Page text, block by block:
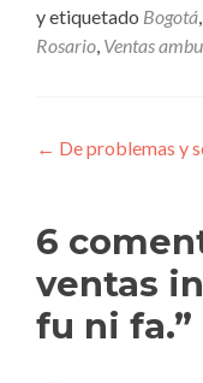
y etiquetado Bogotá
Rosario Ventas
entradas
← De problemas y
6
ventas
fu ni fa.”